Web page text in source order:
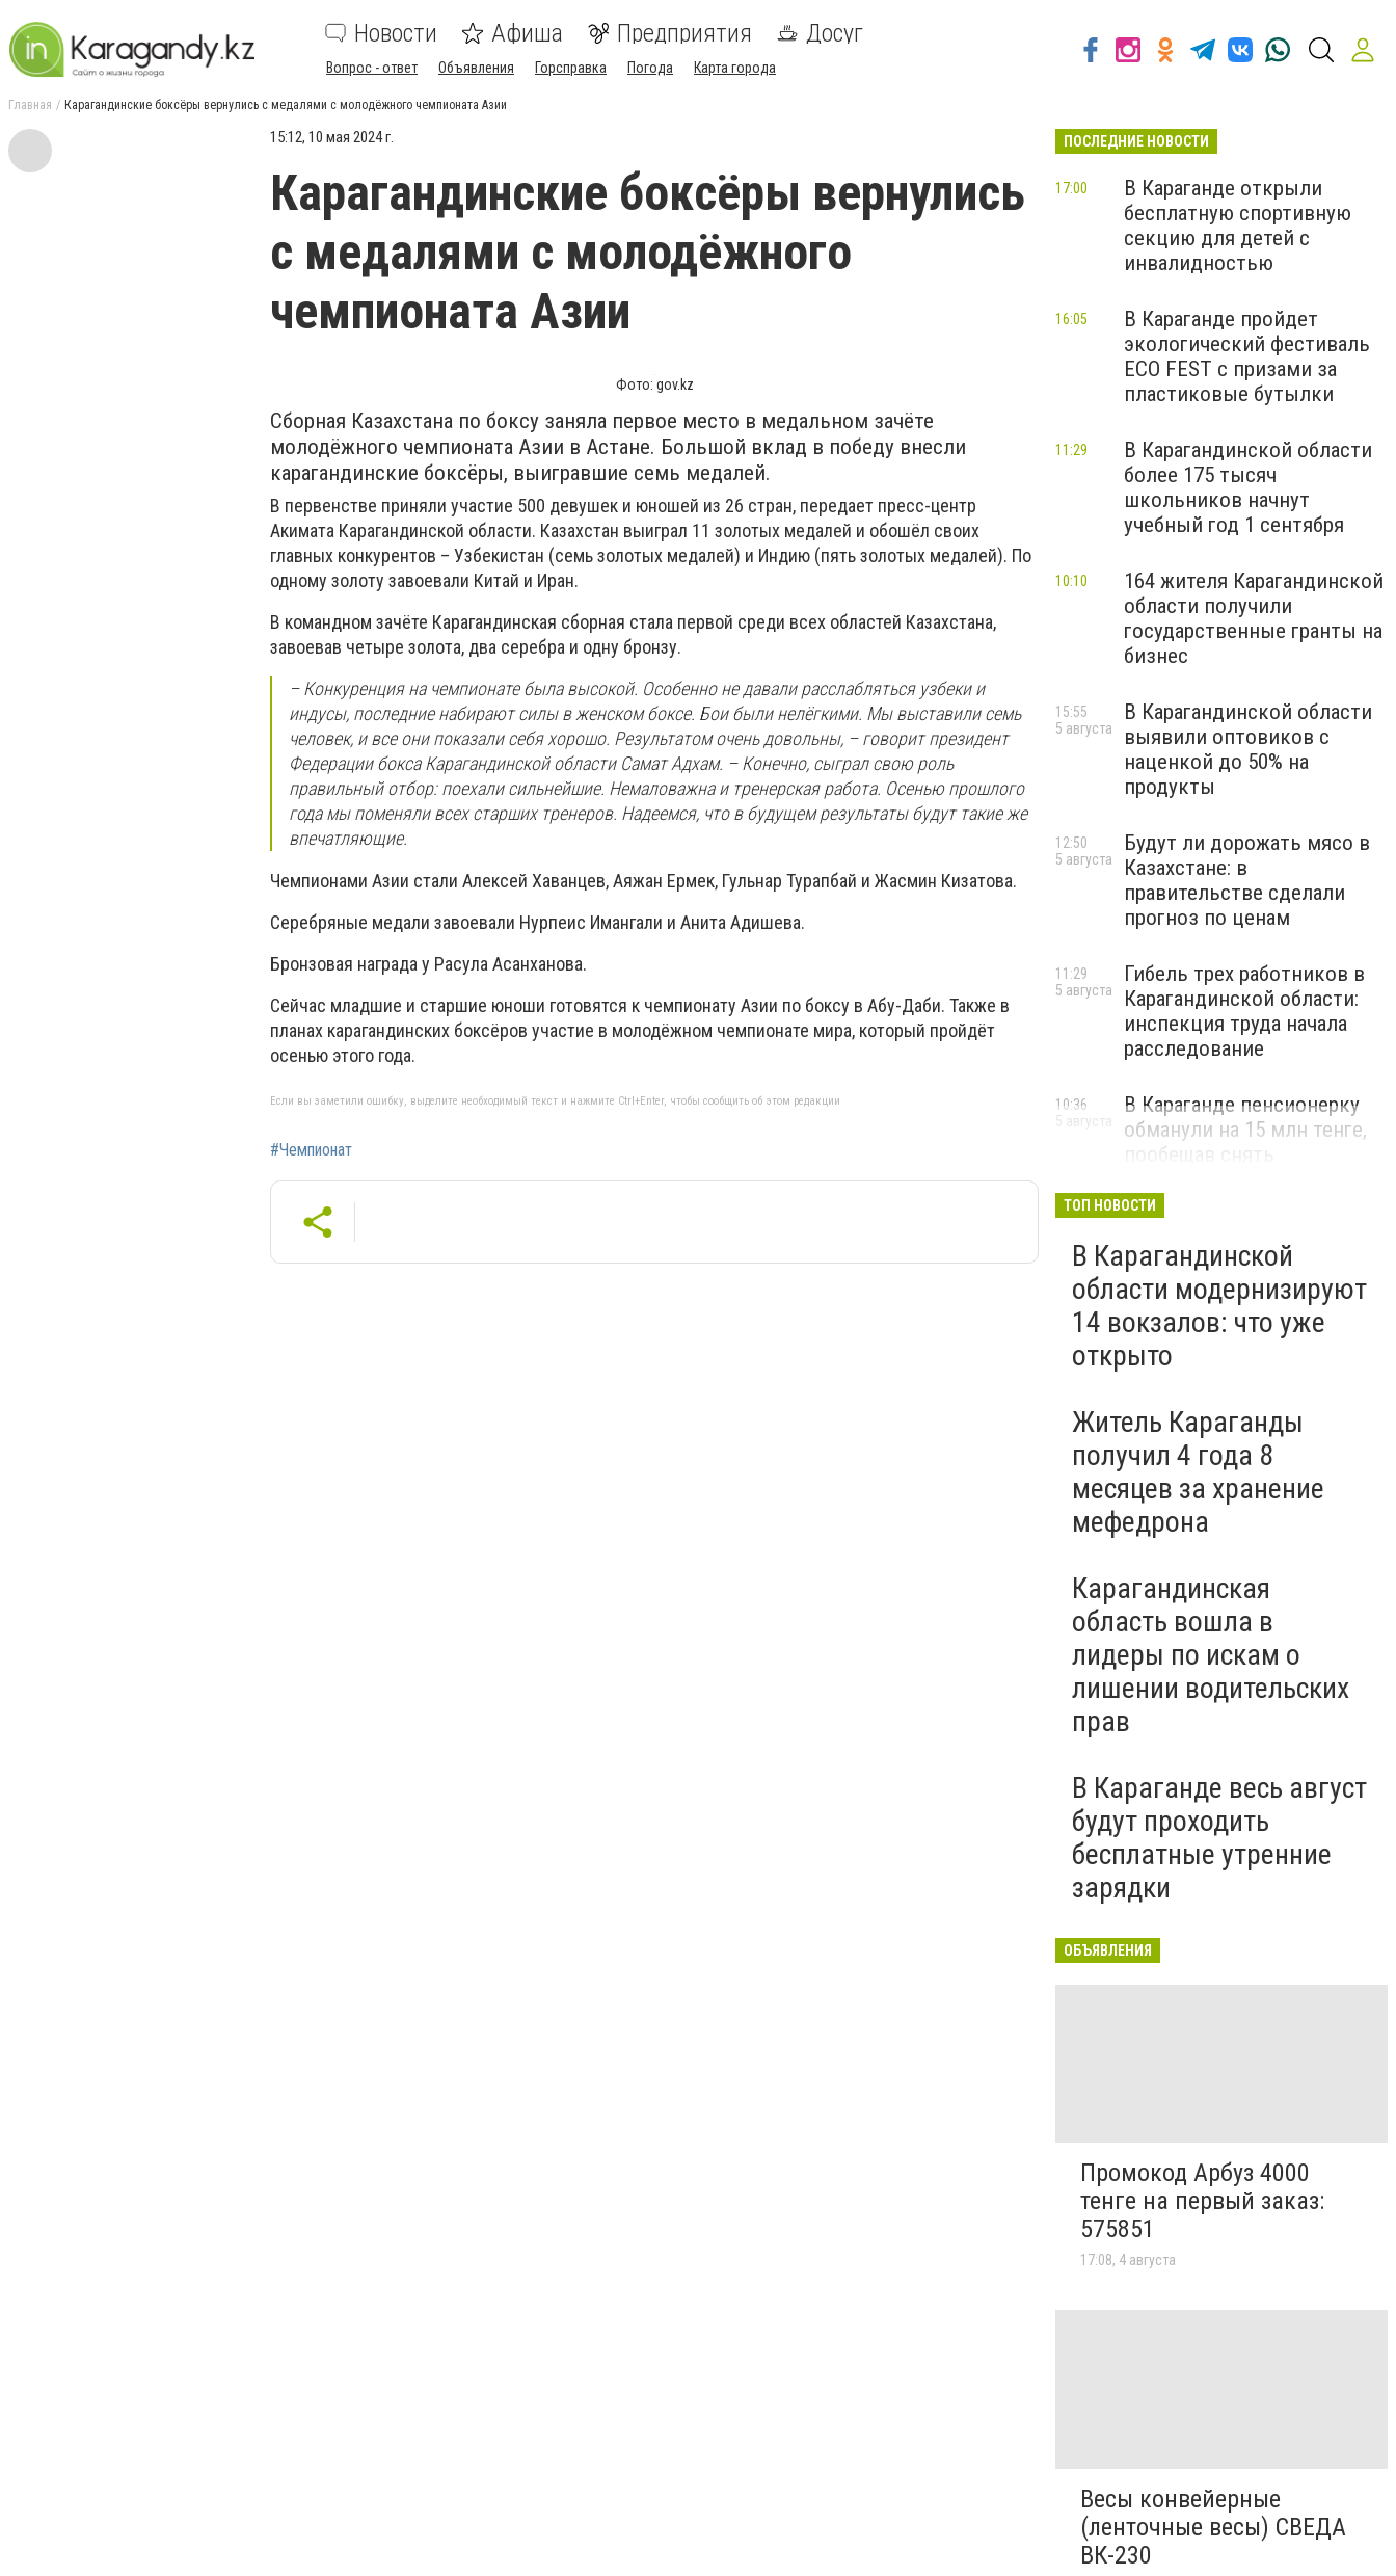
Новости Афиша Предприятия Досуг
Вопрос - ответ Объявления Горсправка Погода Карта города
Главная Карагандинские боксёры вернулись с медалями с молодёжного чемпионата Азии
15:12, 10 мая 2024 г.
Карагандинские боксёры вернулись
с медалями с молодёжного
чемпионата Азии
Фото: gov.kz
Сборная Казахстана по боксу заняла первое место в медальном зачёте
молодёжного чемпионата Азии в Астане. Большой вклад в победу внесли
карагандинские боксёры, выигравшие семь медалей.
В первенстве приняли участие 500 девушек и юношей из 26 стран, передает пресс-центр
Акимата Карагандинской области. Казахстан выиграл 11 золотых медалей и обошёл своих
главных конкурентов – Узбекистан (семь золотых медалей) и Индию (пять золотых медалей). По
одному золоту завоевали Китай и Иран.
В командном зачёте Карагандинская сборная стала первой среди всех областей Казахстана,
завоевав четыре золота, два серебра и одну бронзу.
– Конкуренция на чемпионате была высокой. Особенно не давали расслабляться узбеки и
индусы, последние набирают силы в женском боксе. Бои были нелёгкими. Мы выставили семь
человек, и все они показали себя хорошо. Результатом очень довольны, – говорит президент
Федерации бокса Карагандинской области Самат Адхам. – Конечно, сыграл свою роль
правильный отбор: поехали сильнейшие. Немаловажна и тренерская работа. Осенью прошлого
года мы поменяли всех старших тренеров. Надеемся, что в будущем результаты будут такие же
впечатляющие.
Чемпионами Азии стали Алексей Хаванцев, Аяжан Ермек, Гульнар Турапбай и Жасмин Кизатова.
Серебряные медали завоевали Нурпеис Имангали и Анита Адишева.
Бронзовая награда у Расула Асанханова.
Сейчас младшие и старшие юноши готовятся к чемпионату Азии по боксу в Абу-Даби. Также в
планах карагандинских боксёров участие в молодёжном чемпионате мира, который пройдёт
осенью этого года.
Если вы заметили ошибку, выделите необходимый текст и нажмите Ctrl+Enter, чтобы сообщить об этом редакции
#Чемпионат
ПОСЛЕДНИЕ НОВОСТИ
В Караганде открыли
бесплатную спортивную
секцию для детей с
инвалидностью
17:00
В Караганде пройдет
экологический фестиваль
ECO FEST с призами за
пластиковые бутылки
16:05
В Карагандинской области
более 175 тысяч
школьников начнут
учебный год 1 сентября
11:29
164 жителя Карагандинской
области получили
государственные гранты на
бизнес
10:10
В Карагандинской области
выявили оптовиков с
наценкой до 50% на
продукты
15:55
5 августа
Будут ли дорожать мясо в
Казахстане: в
правительстве сделали
прогноз по ценам
12:50
5 августа
Гибель трех работников в
Карагандинской области:
инспекция труда начала
расследование
11:29
5 августа
В Караганде пенсионерку
обманули на 15 млн тенге,
пообещав снять
ВИДЕО
10:36
5 августа
ТОП НОВОСТИ
В Карагандинской
области модернизируют
14 вокзалов: что уже
открыто
Житель Караганды
получил 4 года 8
месяцев за хранение
мефедрона
Карагандинская
область вошла в
лидеры по искам о
лишении водительских
прав
В Караганде весь август
будут проходить
бесплатные утренние
зарядки
ОБЪЯВЛЕНИЯ
Промокод Арбуз 4000
тенге на первый заказ:
575851
17:08, 4 августа
Весы конвейерные
(ленточные весы) СВЕДА
ВК-230